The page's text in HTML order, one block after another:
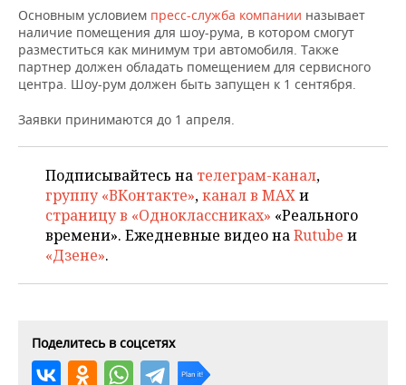
ВУЗЫ ТАТАРСТАНА
КОМУ ПРИНАДЛЕЖАТ
ТОРГОВЫЕ ЦЕНТРЫ
ТАТАРСТАНА
БАНКИ
БЮДЖЕТ
АГРОПРОМ
МАШИНОСТРОЕНИЕ
НЕФТЕХИМИЯ
НЕФТЬ
ОПК
ЭНЕРГЕТИКА
НОВОСТИ НЕДВИЖИМОСТИ
АВТО
НОВОСТИ АВТО
БИЗНЕС
РОЗНИЧНАЯ ТОРГОВЛЯ
ТРАНСПОРТ
УСЛУГИ
ТЕХНОЛОГИИ
НОВОСТИ ТЕХНОЛОГИЙ
МЕДИА
МЕРОПРИЯТИЯ
НОВОСТИ МЕРОПРИЯТИЙ
ВЫЕЗДНАЯ РЕДАКЦИЯ
ОТКРЫТАЯ ЛЕКЦИЯ
СПОРТ
НОВОСТИ СПОРТА
БАСКЕТБОЛ
ОБЩЕСТВО
ИНФРАСТРУКТУРА
СПРАВОЧНИК
Основным условием пресс-служба компании называет
наличие помещения для шоу-рума, в котором смогут
разместиться как минимум три автомобиля. Также
партнер должен обладать помещением для сервисного
центра. Шоу-рум должен быть запущен к 1 сентября.
Заявки принимаются до 1 апреля.
Подписывайтесь на телеграм-канал,
группу «ВКонтакте»,канал в MAXи
страницу в «Одноклассниках» «Реального
времени». Ежедневные видео наRutube и
«Дзене».
Поделитесь в соцсетях